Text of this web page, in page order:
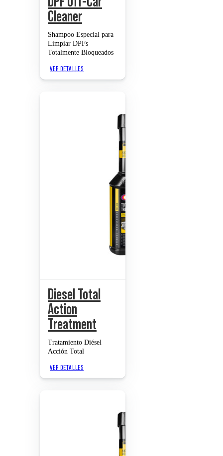
Cleaner
Shampoo Especial para
Limpiar DPFs
Totalmente Bloqueados
VER DETALLES
Diesel Total
Action
Treatment
Tratamiento Diésel
Acción Total
VER DETALLES